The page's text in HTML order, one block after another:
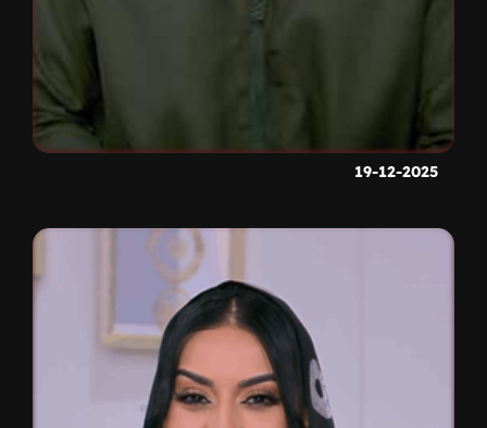
19-12-2025